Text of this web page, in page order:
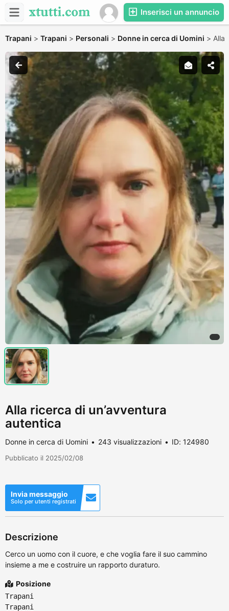
Inserisci un annuncio
Trapani > Trapani > Personali > Donne in cerca di Uomini > Alla
Alla ricerca di un’avventura
autentica
Donne in cerca di Uomini 243 visualizzazioni ID: 124980
Pubblicato il 2025/02/08
Invia messaggio
Solo per utenti registrati
Descrizione
Cerco un uomo con il cuore, e che voglia fare il suo cammino
insieme a me e costruire un rapporto duraturo.
Posizione
Trapani
Trapani